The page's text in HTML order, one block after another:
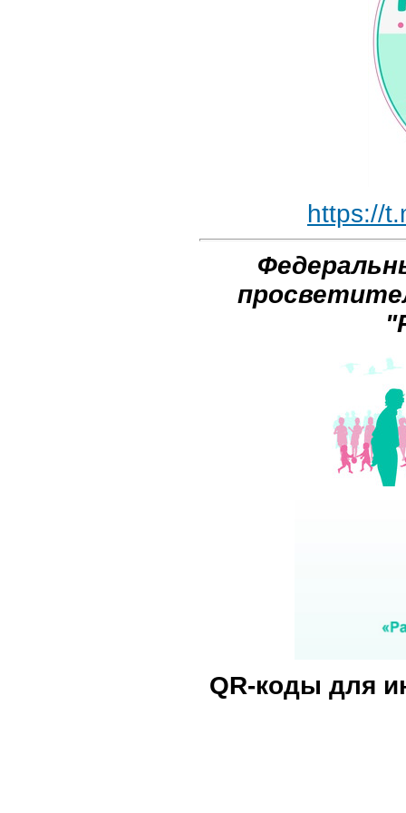
https://
QR-коды для